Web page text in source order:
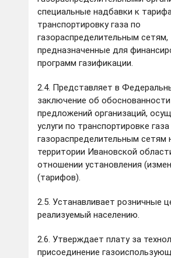
специальные надбавки к
транспортировку газа по
газораспределительным сетям,
предназначенные для
программ газификации.
2.4. Представляет в
заключение об обоснованности
предложений организаций,
услуги по транспортировке
газораспределительным сетям
территории Ивановской
отношении установления
(тарифов).
2.5. Устанавливает розничные
реализуемый населению.
2.6. Утверждает плату за
присоединение